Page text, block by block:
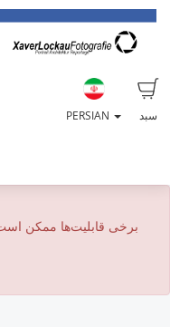
سبد PERSIAN
برخی قابلیت‌ها ممکن